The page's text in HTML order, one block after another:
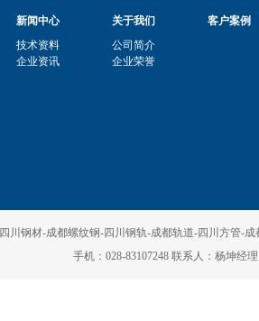
新闻中心
技术资料
企业资讯
关于我们
公司简介
企业荣誉
客户案例
四川钢材-成都螺纹钢-四川钢轨-成都轨道-四川方管-
手机：028-83107248 联系人：杨坤经